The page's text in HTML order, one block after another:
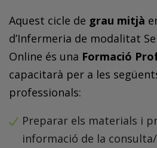
Aquest cicle de grau mitjà
d’Infermeria de modalitat
Online és una Formació
capacitarà per a les
professionals:
Preparar els materials i
informació de la